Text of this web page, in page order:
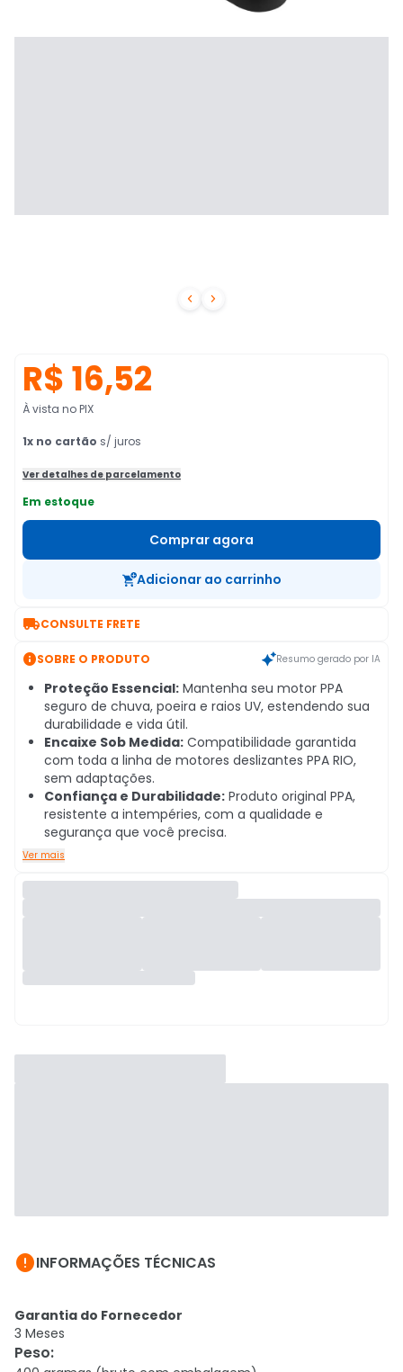
 
R$ 16,52
À vista no PIX
1x no cartão s/ juros
Ver detalhes de parcelamento
Em estoque
Comprar agora
Adicionar ao carrinho
CONSULTE FRETE
SOBRE O PRODUTO Resumo gerado por IA
Proteção Essencial: Mantenha seu motor PPA
seguro de chuva, poeira e raios UV, estendendo sua
durabilidade e vida útil.
Encaixe Sob Medida: Compatibilidade garantida
com toda a linha de motores deslizantes PPA RIO,
sem adaptações.
Confiança e Durabilidade: Produto original PPA,
resistente a intempéries, com a qualidade e
segurança que você precisa.
Ver mais
INFORMAÇÕES TÉCNICAS
Garantia do Fornecedor
3 Meses
Peso: